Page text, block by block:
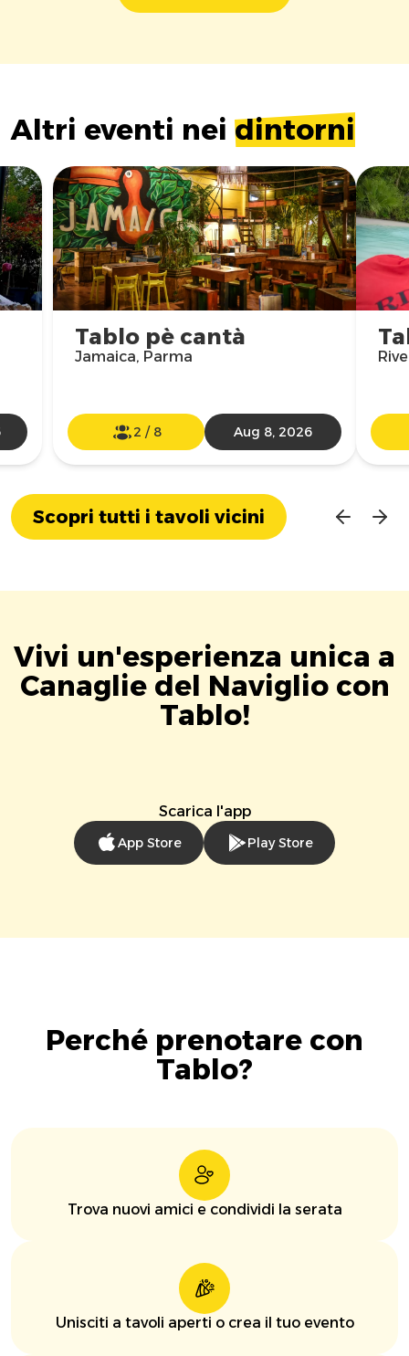
Altri eventi nei dintorni
Tablo pè cantà
Jamaica, Parma
2 / 8 Aug 8, 2026
Scopri tutti i tavoli vicini
Vivi un'esperienza unica a
Canaglie del Naviglio con
Tablo!
Scarica l'app
App Store Play Store
Perché prenotare con
Tablo?
Trova nuovi amici e condividi la serata
Unisciti a tavoli aperti o crea il tuo evento